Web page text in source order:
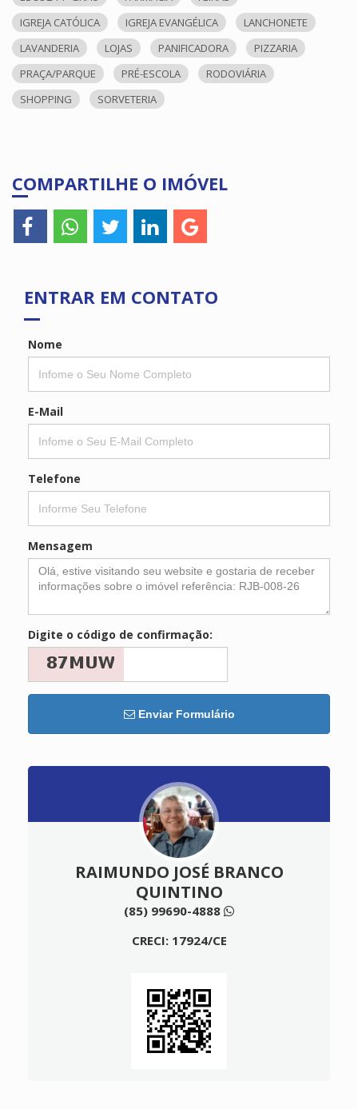
IGREJA CATÓLICA
IGREJA EVANGÉLICA
LANCHONETE
LAVANDERIA
LOJAS PANIFICADORA
PIZZARIA
PRAÇA/PARQUE
PRÉ-ESCOLA
RODOVIÁRIA
SHOPPING
SORVETERIA
COMPARTILHE O IMÓVEL
ENTRAR EM CONTATO
Nome
E-Mail
Telefone
Mensagem
Digite o código de confirmação:
Enviar Formulário
RAIMUNDO JOSÉ BRANCO
QUINTINO
(85) 99690-4888
CRECI: 17924/CE